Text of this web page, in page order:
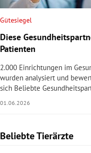
Gütesiegel
Diese
Patienten
2.000 Einrichtungen im
wurden analysiert und
sich Beliebte
01.06.2026
Beliebte Tierärzte
Slide 1 von 1